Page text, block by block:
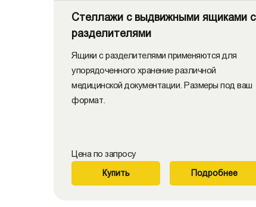
Стеллажи с выдвижными ящиками с
разделителями
Ящики с разделителями применяются для
упорядоченного хранение различной
медицинской документации. Размеры под ваш
формат.
Цена по запросу
Купить Подробнее